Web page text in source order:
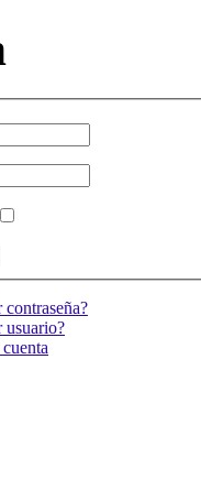
contraseña?
usuario?